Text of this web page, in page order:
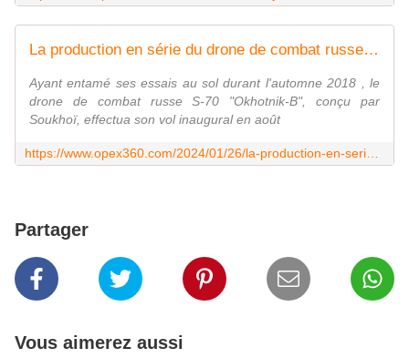
La production en série du drone de combat russe S-70 Okhotnik-B devrait bientôt débuter - Zone Militaire
Ayant entamé ses essais au sol durant l'automne 2018 , le
drone de combat russe S-70 "Okhotnik-B", conçu par
Soukhoï, effectua son vol inaugural en août
Partager
Vous aimerez aussi